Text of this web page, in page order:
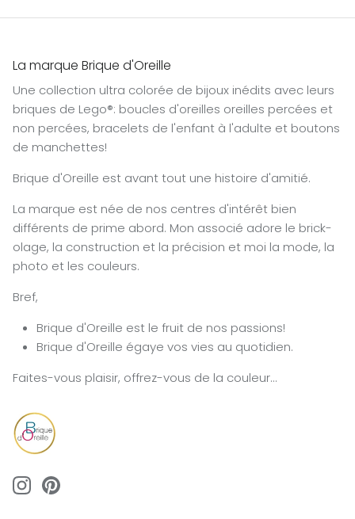
La marque Brique d'Oreille
Une collection ultra colorée de bijoux inédits avec leurs
briques de Lego®: boucles d'oreilles oreilles percées et
non percées, bracelets de l'enfant à l'adulte et boutons
de manchettes!
Brique d'Oreille est avant tout une histoire d'amitié.
La marque est née de nos centres d'intérêt bien
différents de prime abord. Mon associé adore le brick-
olage, la construction et la précision et moi la mode, la
photo et les couleurs.
Bref,
Brique d'Oreille est le fruit de nos passions!
Brique d'Oreille égaye vos vies au quotidien.
Faites-vous plaisir, offrez-vous de la couleur...